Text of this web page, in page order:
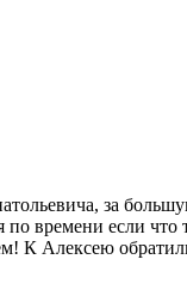
за
по времени если
К Алексею